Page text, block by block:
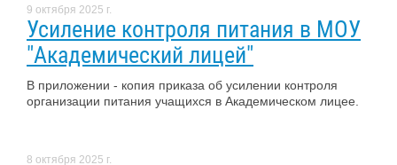
9 октября 2025 г.
Усиление контроля питания в МОУ
"Академический лицей"
В приложении - копия приказа об усилении контроля
организации питания учащихся в Академическом лицее.
8 октября 2025 г.